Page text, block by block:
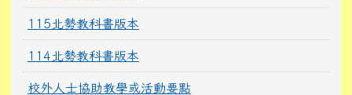
115北勢教科書版本
114北勢教科書版本
校外人士協助教學或活動要點